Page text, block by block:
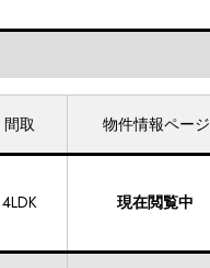
間取 物件情報ページ
4LDK 現在閲覧中